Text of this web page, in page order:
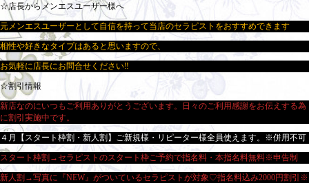
☆店長からメンエスユーザー様へ
元メンエスユーザーとして自信を持って当店のセラピストをおすすめできます
相性や好きなタイプはあると思いますので、
お気軽に店長にお問合せください‼
☆割引情報
新店なのにいつもご利用ありがとうございます。日々のご利用感謝をお伝えする為
に割引実施中です。
４月【スタート枠割・新人割】ご新規様・リピーター様全員使えます。※併用不可
スタート枠割→セラピストのスタート枠ご予約で指名料・本指名料無料※申告制
新人割→写真に『NEW』がついているセラピストが対象♡指名料込み2000円割引※